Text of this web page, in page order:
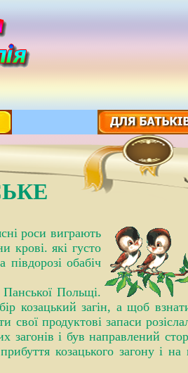
роси виграють
крові. які густо
обабіч
Польщі.
козацький загін, а щоб
свої продуктові запаси
загонів і був направлений
козацького загону і на